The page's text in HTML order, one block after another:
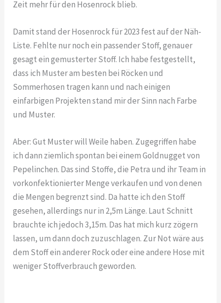
Zeit mehr für den Hosenrock blieb.
Damit stand der Hosenrock für 2023 fest auf der Näh-
Liste. Fehlte nur noch ein passender Stoff, genauer
gesagt ein gemusterter Stoff. Ich habe festgestellt,
dass ich Muster am besten bei Röcken und
Sommerhosen tragen kann und nach einigen
einfarbigen Projekten stand mir der Sinn nach Farbe
und Muster.
Aber: Gut Muster will Weile haben. Zugegriffen habe
ich dann ziemlich spontan bei einem Goldnugget von
Pepelinchen. Das sind Stoffe, die Petra und ihr Team in
vorkonfektionierter Menge verkaufen und von denen
die Mengen begrenzt sind. Da hatte ich den Stoff
gesehen, allerdings nur in 2,5m Länge. Laut Schnitt
brauchte ich jedoch 3,15m. Das hat mich kurz zögern
lassen, um dann doch zuzuschlagen. Zur Not wäre aus
dem Stoff ein anderer Rock oder eine andere Hose mit
weniger Stoffverbrauch geworden.